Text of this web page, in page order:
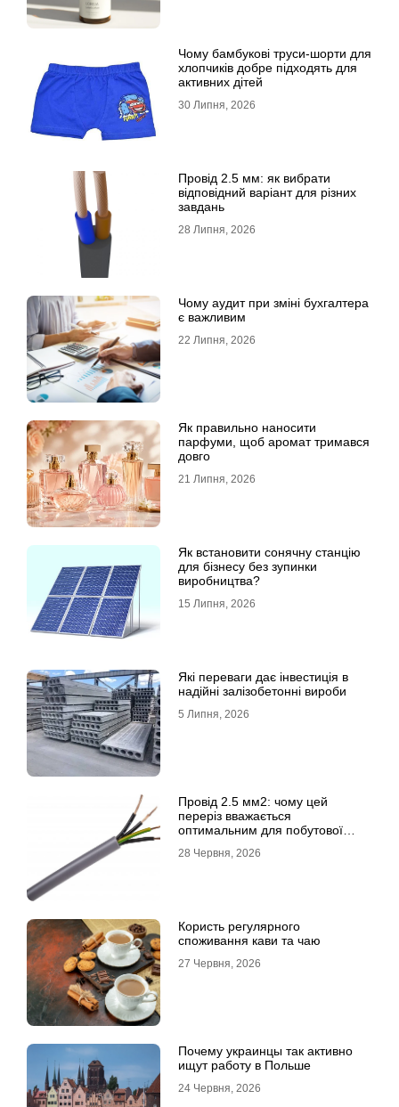
Чому бамбукові труси-шорти для
хлопчиків добре підходять для
активних дітей
30 Липня, 2026
Провід 2.5 мм: як вибрати
відповідний варіант для різних
завдань
28 Липня, 2026
Чому аудит при зміні бухгалтера
є важливим
22 Липня, 2026
Як правильно наносити
парфуми, щоб аромат тримався
довго
21 Липня, 2026
Як встановити сонячну станцію
для бізнесу без зупинки
виробництва?
15 Липня, 2026
Які переваги дає інвестиція в
надійні залізобетонні вироби
5 Липня, 2026
Провід 2.5 мм2: чому цей
переріз вважається
оптимальним для побутової
28 Червня, 2026
Користь регулярного
споживання кави та чаю
27 Червня, 2026
Почему украинцы так активно
ищут работу в Польше
24 Червня, 2026